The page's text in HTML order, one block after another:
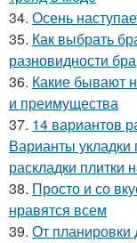
34. Осень
35. Как выбрать
разновидности бра
36. Какие бывают
и преимущества
37. 14 вариантов
Варианты укладки
раскладки плитки
38. Просто и со
нравятся всем
39. От планировки